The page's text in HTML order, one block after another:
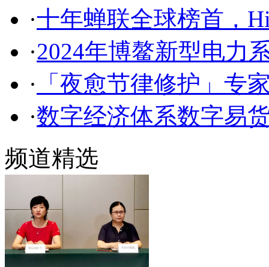
·十年蝉联全球榜首，
·2024年博鳌新型电力
· 「夜愈节律修护」专
·数字经济体系数字易
频道精选